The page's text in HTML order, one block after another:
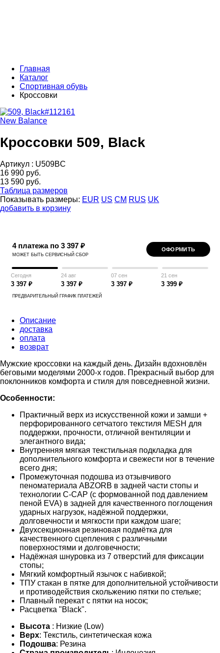
Главная
Каталог
Спортивная обувь
Кроссовки
New Balance
Кроссовки 509, Black
Артикул : U509BC
16 990 руб.
13 590 руб.
Таблица размеров
Показывать размеры: EUR US CM RUS UK
добавить в корзину
4 платежа по 3 397 ₽
МОЖЕТ БЫТЬ СЕРВИСНЫЙ СБОР
ОФОРМИТЬ
Сегодня
3 397 ₽
24 авг
3 397 ₽
07 сен
3 397 ₽
21 сен
3 399 ₽
ПРЕДВАРИТЕЛЬНЫЙ ГРАФИК ПЛАТЕЖЕЙ
Описание
доставка
оплата
возврат
Мужские кроссовки на каждый день. Дизайн вдохновлён
беговыми моделями 2000-х годов. Прекрасный выбор для
поклонников комфорта и стиля для повседневной жизни.
Особенности:
Практичный верх из искусственной кожи и замши +
перфорированного сетчатого текстиля MESH для
поддержки, прочности, отличной вентиляции и
элегантного вида;
Внутренняя мягкая текстильная подкладка для
дополнительного комфорта и свежести ног в течение
всего дня;
Промежуточная подошва из отзывчивого
пеноматериала ABZORB в задней части стопы и
технологии C-CAP (с формованной под давлением
пеной EVA) в задней для качественного поглощения
ударных нагрузок, надёжной поддержки,
долговечности и мягкости при каждом шаге;
Двухсекционная резиновая подмётка для
качественного сцепления с различными
поверхностями и долговечности;
Надёжная шнуровка из 7 отверстий для фиксации
стопы;
Мягкий комфортный язычок с набивкой;
ТПУ стакан в пятке для дополнительной устойчивости
и противодействия скольжению пятки по стельке;
Плавный перекат с пятки на носок;
Расцветка "Black".
Высота : Низкие (Low)
Верх: Текстиль, синтетическая кожа
Подошва: Резина